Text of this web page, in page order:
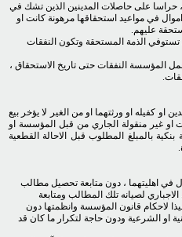
على حاصلات المدينين الذين تشك في
في مواعيد استحقاقها مرهونة كانت او
عليهم.
الذمة المستحقة وتكون النفقات
المؤسسة النفقات حتى تاريخ الاستحقاق ،
كفيله او ورثتهما او من الغير لا يؤخر بيع
او غير منقولة الجاري من قبل المؤسسة او
بالمبلغ المطلوب قبل الاحالة القطعية
في اهليتهما ، دون متابعة تحصيل مطالب
لصيانه تلك المطالب ومتابعة
لاحكام قانون المؤسسة وانظمتها دون
او الشرعية ودون حاجة لتكرار ما كان قد